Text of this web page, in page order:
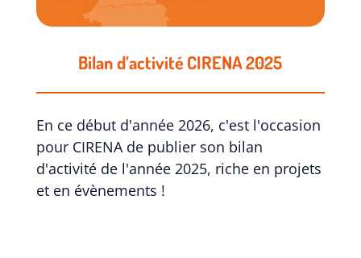
Bilan d’activité CIRENA 2025
En ce début d'année 2026, c'est l'occasion
pour CIRENA de publier son bilan
d'activité de l'année 2025, riche en projets
et en évènements !